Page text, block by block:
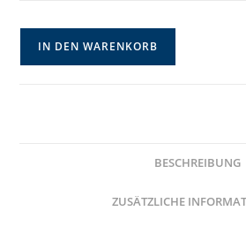
IN DEN WARENKORB
BESCHREIBUNG
ZUSÄTZLICHE